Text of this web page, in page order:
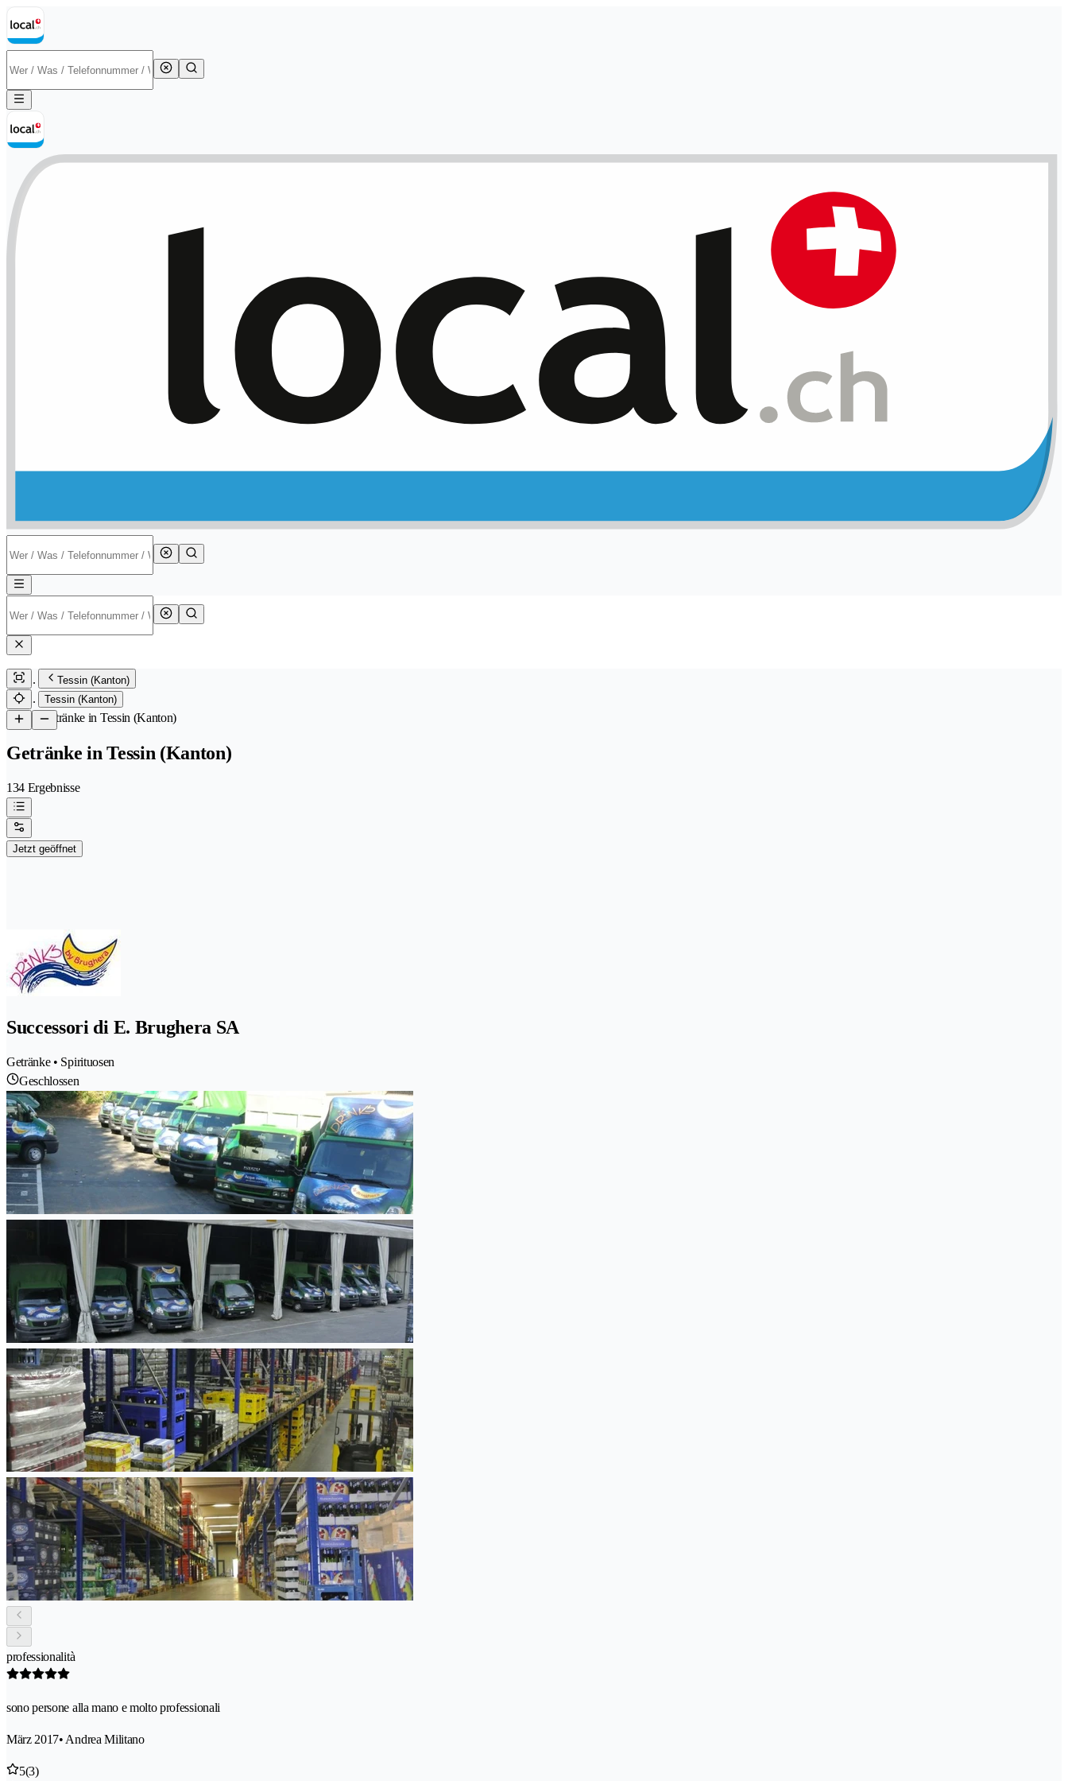
Tessin (Kanton)
Tessin (Kanton)
/Getränke in Tessin (Kanton)
Getränke in Tessin (Kanton)
134 Ergebnisse
Jetzt geöffnet
Successori di E. Brughera SA
Getränke • Spirituosen
Geschlossen
professionalità
sono persone alla mano e molto professionali
März 2017• Andrea Militano
5(3)